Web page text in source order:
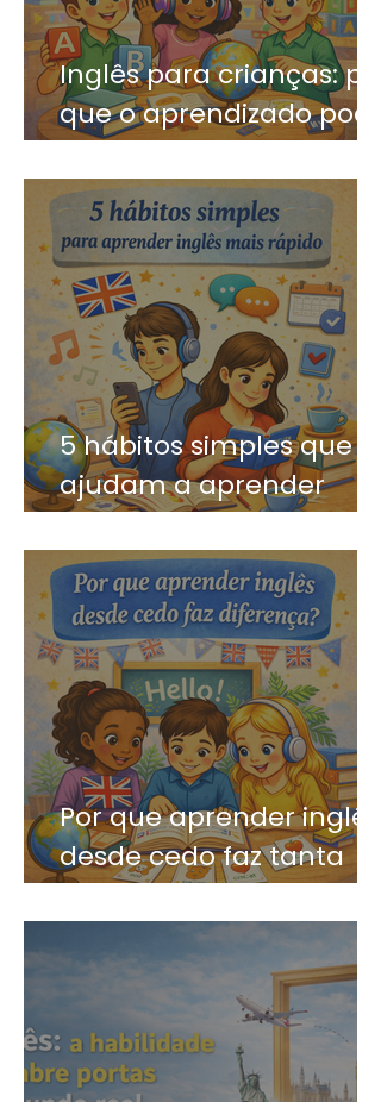
Inglês para crianças: por
que o aprendizado pode
ser divertido?
5 hábitos simples que
ajudam a aprender
inglês mais rápido
Por que aprender inglês
desde cedo faz tanta
diferença?